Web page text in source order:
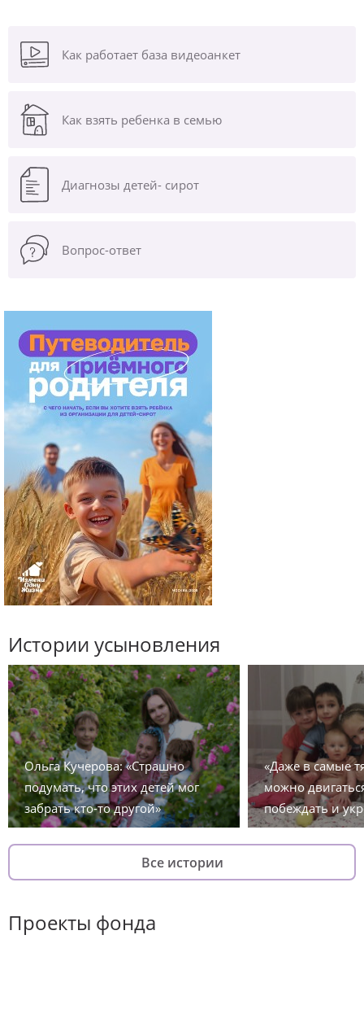
Как работает база видеоанкет
Как взять ребенка в семью
Диагнозы детей- сирот
Вопрос-ответ
Истории усыновления
Ольга Кучерова: «Страшно
подумать, что этих детей мог
забрать кто-то другой»
«Даже в самые
можно
побеждать и
Все истории
Проекты фонда